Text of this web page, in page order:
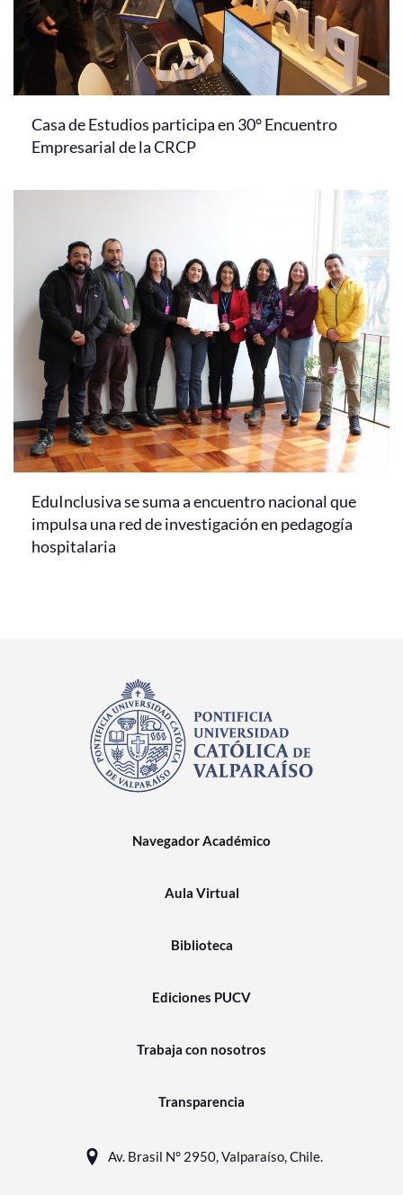
Casa de Estudios participa en 30° Encuentro
Empresarial de la CRCP
EduInclusiva se suma a encuentro nacional que
impulsa una red de investigación en pedagogía
hospitalaria
Navegador Académico
Aula Virtual
Biblioteca
Ediciones PUCV
Trabaja con nosotros
Transparencia
Av. Brasil N° 2950, Valparaíso, Chile.